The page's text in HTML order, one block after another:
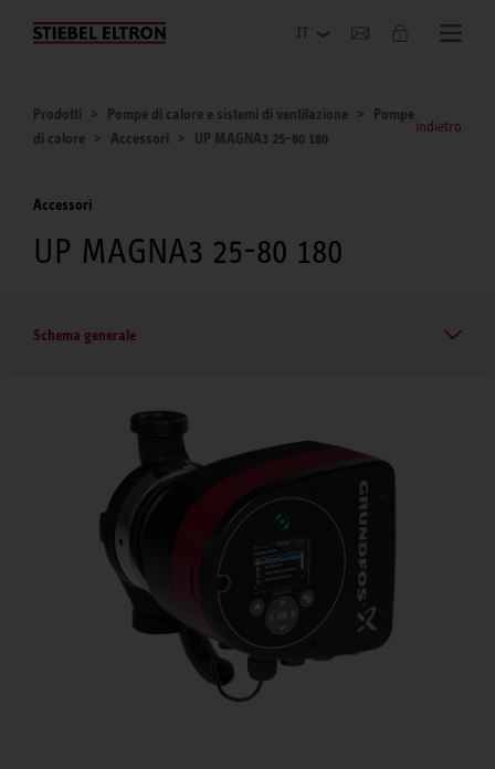
Azienda
Prodotti Pompe di calore e sistemi di ventilazione
Pompe
di calore
Accessori UP MAGNA3 25-80 180
indietro
Accessori
UP MAGNA3 25-80 180
Schema generale